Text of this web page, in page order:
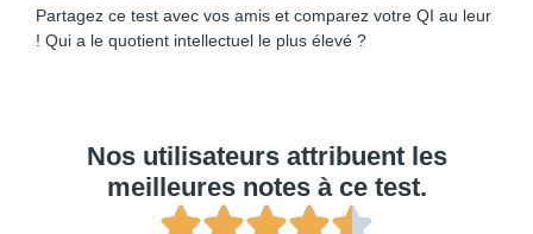
Partagez ce test avec vos amis et comparez votre QI au leur
! Qui a le quotient intellectuel le plus élevé ?
Nos utilisateurs attribuent les
meilleures notes à ce test.